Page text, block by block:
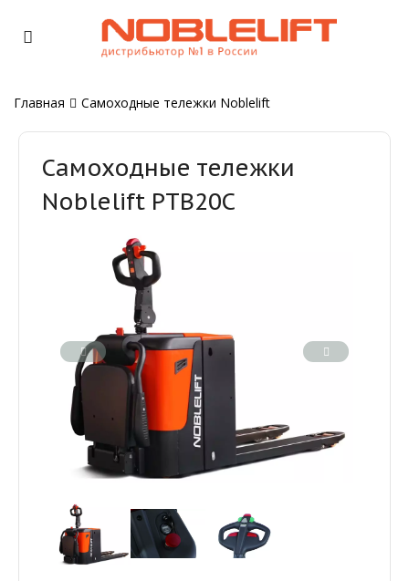
Главная Самоходные тележки Noblelift
Самоходные тележки
Noblelift PTB20C